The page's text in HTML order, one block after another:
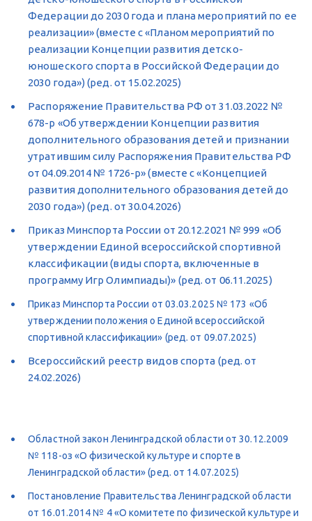
Федерации до 2030 года и плана мероприятий по ее
реализации» (вместе с «Планом мероприятий по
реализации Концепции развития детско-
юношеского спорта в Российской Федерации до
2030 года») (ред. от 15.02.2025)
Распоряжение Правительства РФ от 31.03.2022 №
678-р «Об утверждении Концепции развития
дополнительного образования детей и признании
утратившим силу Распоряжения Правительства РФ
от 04.09.2014 № 1726-р» (вместе с «Концепцией
развития дополнительного образования детей до
2030 года») (ред. от 30.04.2026)
Приказ Минспорта России от 20.12.2021 № 999 «Об
утверждении Единой всероссийской спортивной
классификации (виды спорта, включенные в
программу Игр Олимпиады)» (ред. от 06.11.2025)
Приказ Минспорта России от 03.03.2025 № 173 «Об
утверждении положения о Единой всероссийской
спортивной классификации» (ред. от 09.07.2025)
Всероссийский реестр видов спорта (ред. от
24.02.2026)
Областной закон Ленинградской области от 30.12.2009
№ 118-оз «О физической культуре и спорте в
Ленинградской области» (ред. от 14.07.2025)
Постановление Правительства Ленинградской области
от 16.01.2014 № 4 «О комитете по физической культуре и